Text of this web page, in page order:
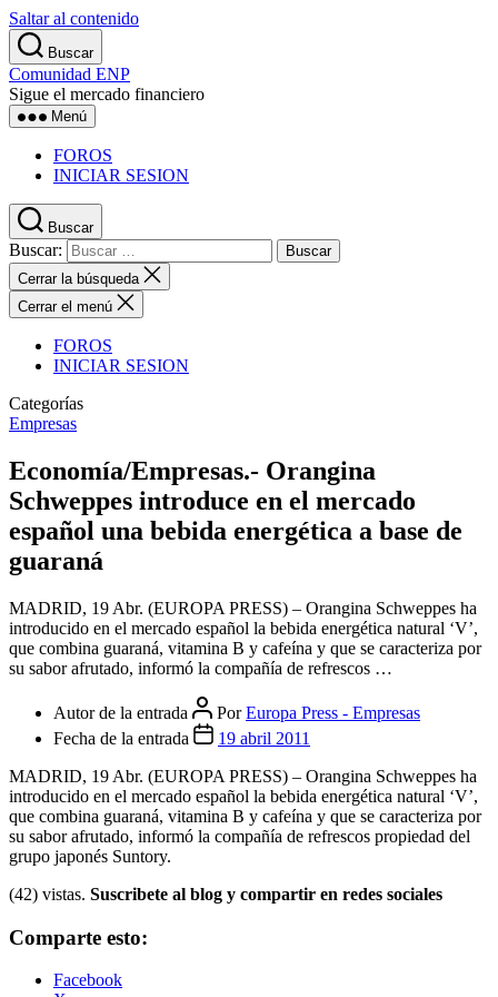
Saltar al contenido
Buscar
Comunidad ENP
Sigue el mercado financiero
Menú
FOROS
INICIAR SESION
Buscar
Buscar:
Cerrar la búsqueda
Cerrar el menú
FOROS
INICIAR SESION
Categorías
Empresas
Economía/Empresas.- Orangina
Schweppes introduce en el mercado
español una bebida energética a base de
guaraná
MADRID, 19 Abr. (EUROPA PRESS) – Orangina Schweppes ha
introducido en el mercado español la bebida energética natural ‘V’,
que combina guaraná, vitamina B y cafeína y que se caracteriza por
su sabor afrutado, informó la compañía de refrescos …
Autor de la entrada PorEuropa Press - Empresas
Fecha de la entrada
19 abril 2011
MADRID, 19 Abr. (EUROPA PRESS) – Orangina Schweppes ha
introducido en el mercado español la bebida energética natural ‘V’,
que combina guaraná, vitamina B y cafeína y que se caracteriza por
su sabor afrutado, informó la compañía de refrescos propiedad del
grupo japonés Suntory.
(42) vistas. Suscribete al blog y compartir en redes sociales
Comparte esto:
Facebook